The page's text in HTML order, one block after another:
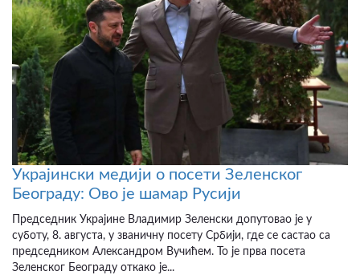
Украјински медији о посети Зеленског
Београду: Ово је шамар Русији
Председник Украјине Владимир Зеленски допутовао је у
суботу, 8. августа, у званичну посету Србији, где се састао са
председником Александром Вучићем. То је прва посета
Зеленског Београду откако је...